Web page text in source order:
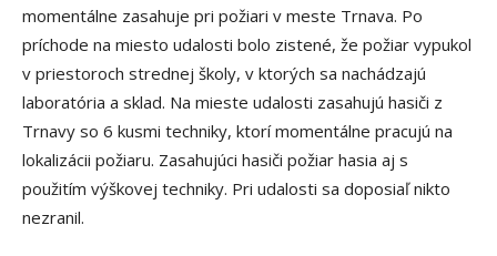
momentálne zasahuje pri požiari v meste Trnava. Po
príchode na miesto udalosti bolo zistené, že požiar vypukol
v priestoroch strednej školy, v ktorých sa nachádzajú
laboratória a sklad. Na mieste udalosti zasahujú hasiči z
Trnavy so 6 kusmi techniky, ktorí momentálne pracujú na
lokalizácii požiaru. Zasahujúci hasiči požiar hasia aj s
použitím výškovej techniky. Pri udalosti sa doposiaľ nikto
nezranil.